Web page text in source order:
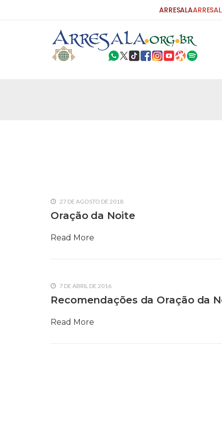
ARRESALA
ter entrado numa guerra cultural e religiosa de
Falecimento do Imam Ali Ibn Al-
27 DE AGOSTO DE 2018
Oração da Noite
Read More
7 DE ABRIL DE 2016
Recomendações da Oração da
Read More